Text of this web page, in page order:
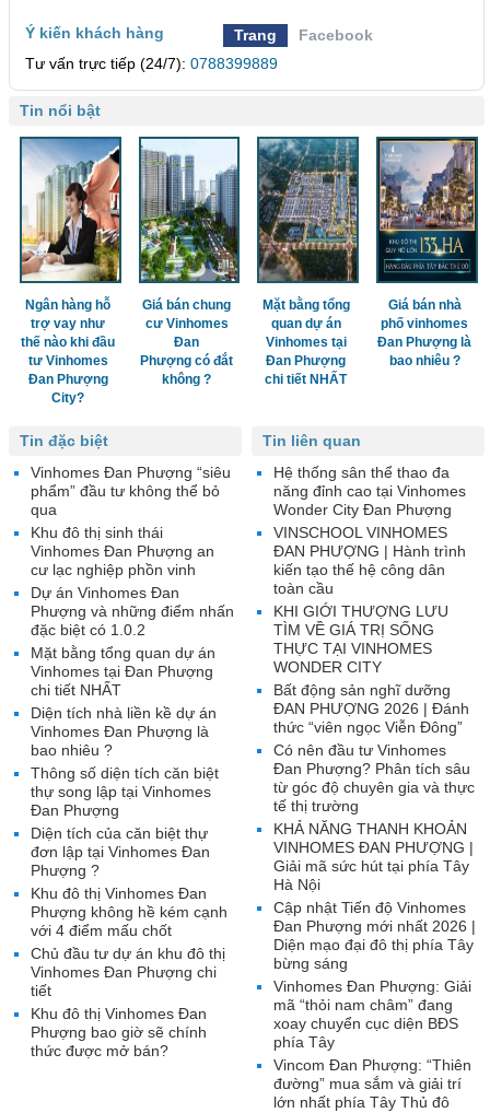
Ý kiến khách hàng Trang
Facebook
Tư vấn trực tiếp (24/7): 0788399889
Tin nổi bật
Ngân hàng hỗ
trợ vay như
thế nào khi đầu
tư Vinhomes
Đan Phượng
City?
Giá bán chung
cư Vinhomes
Đan
Phượng có đắt
không ?
Mặt bằng tổng
quan dự án
Vinhomes tại
Đan Phượng
chi tiết NHẤT
Giá bán nhà
phố vinhomes
Đan Phượng là
bao nhiêu ?
Tin liên quan
Hệ thống sân thể thao đa
năng đỉnh cao tại Vinhomes
Wonder City Đan Phượng
VINSCHOOL VINHOMES
ĐAN PHƯỢNG | Hành trình
kiến tạo thế hệ công dân
toàn cầu
KHI GIỚI THƯỢNG LƯU
TÌM VỀ GIÁ TRỊ SỐNG
THỰC TẠI VINHOMES
WONDER CITY
Bất động sản nghĩ dưỡng
ĐAN PHƯỢNG 2026 | Đánh
thức “viên ngọc Viễn Đông”
Có nên đầu tư Vinhomes
Đan Phượng? Phân tích sâu
từ góc độ chuyên gia và thực
tế thị trường
KHẢ NĂNG THANH KHOẢN
VINHOMES ĐAN PHƯỢNG |
Giải mã sức hút tại phía Tây
Hà Nội
Cập nhật Tiến độ Vinhomes
Đan Phượng mới nhất 2026 |
Diện mạo đại đô thị phía Tây
bừng sáng
Vinhomes Đan Phượng: Giải
mã “thỏi nam châm” đang
xoay chuyển cục diện BĐS
phía Tây
Vincom Đan Phượng: “Thiên
đường” mua sắm và giải trí
lớn nhất phía Tây Thủ đô
Tin đặc biệt
Vinhomes Đan Phượng “siêu
phẩm” đầu tư không thể bỏ
qua
Khu đô thị sinh thái
Vinhomes Đan Phượng an
cư lạc nghiệp phồn vinh
Dự án Vinhomes Đan
Phượng và những điểm nhấn
đặc biệt có 1.0.2
Mặt bằng tổng quan dự án
Vinhomes tại Đan Phượng
chi tiết NHẤT
Diện tích nhà liền kề dự án
Vinhomes Đan Phượng là
bao nhiêu ?
Thông số diện tích căn biệt
thự song lập tại Vinhomes
Đan Phượng
Diện tích của căn biệt thự
đơn lập tại Vinhomes Đan
Phượng ?
Khu đô thị Vinhomes Đan
Phượng không hề kém cạnh
với 4 điểm mấu chốt
Chủ đầu tư dự án khu đô thị
Vinhomes Đan Phượng chi
tiết
Khu đô thị Vinhomes Đan
Phượng bao giờ sẽ chính
thức được mở bán?